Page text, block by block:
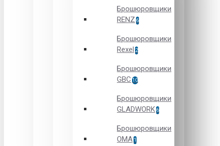
Брошюровщики
RENZ 6
Брошюровщики
Rexel 2
Брошюровщики
GBC 10
Брошюровщики
GLADWORK 6
Брошюровщики
OMA 1